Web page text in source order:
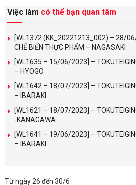
Việc làm có thể bạn quan tâm
[WL1372 (KK_20221213_002) – 28/
CHẾ BIẾN THỰC PHẨM – NAGASAKI
[WL1635 – 15/06/2023] –
– HYOGO
[WL1642 – 18/07/2023] –
– IBARAKI
[WL1621 – 18/07/2023] –
-KANAGAWA
[WL1641 – 19/06/2023] –
– IBARAKI
Từ ngày 26 đến 30/6